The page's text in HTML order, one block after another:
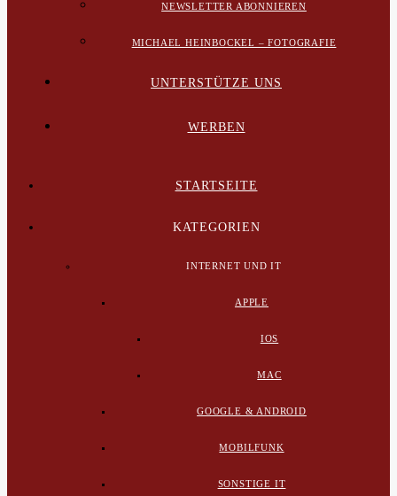
NEWSLETTER ABONNIEREN
MICHAEL HEINBOCKEL – FOTOGRAFIE
UNTERSTÜTZE UNS
WERBEN
STARTSEITE
KATEGORIEN
INTERNET UND IT
APPLE
IOS
MAC
GOOGLE & ANDROID
MOBILFUNK
SONSTIGE IT